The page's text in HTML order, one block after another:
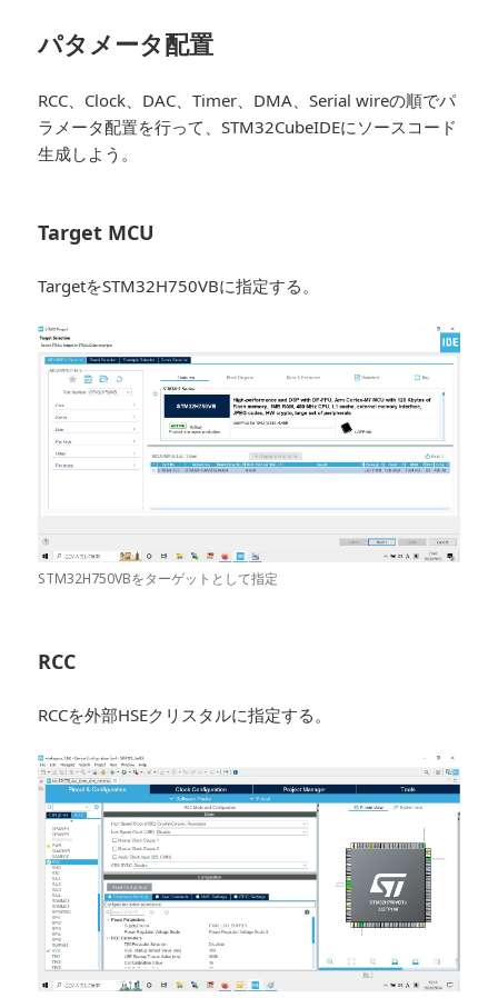
パタメータ配置
RCC、Clock、DAC、Timer、DMA、Serial wireの順でパ
ラメータ配置を行って、STM32CubeIDEにソースコード
生成しよう。
Target MCU
TargetをSTM32H750VBに指定する。
STM32H750VBをターゲットとして指定
RCC
RCCを外部HSEクリスタルに指定する。